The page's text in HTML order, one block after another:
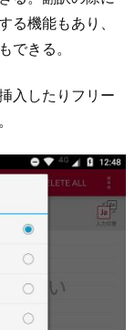
る機能もあり、
できる。
入したりフリー